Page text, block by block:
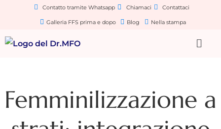
Contatto tramite Whatsapp Chiamaci Contattaci
Galleria FFS prima e dopo Blog Nella stampa
Femminilizzazione a